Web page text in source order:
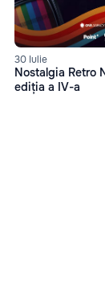
30 Iulie
Nostalgia Retro
ediția a IV-a